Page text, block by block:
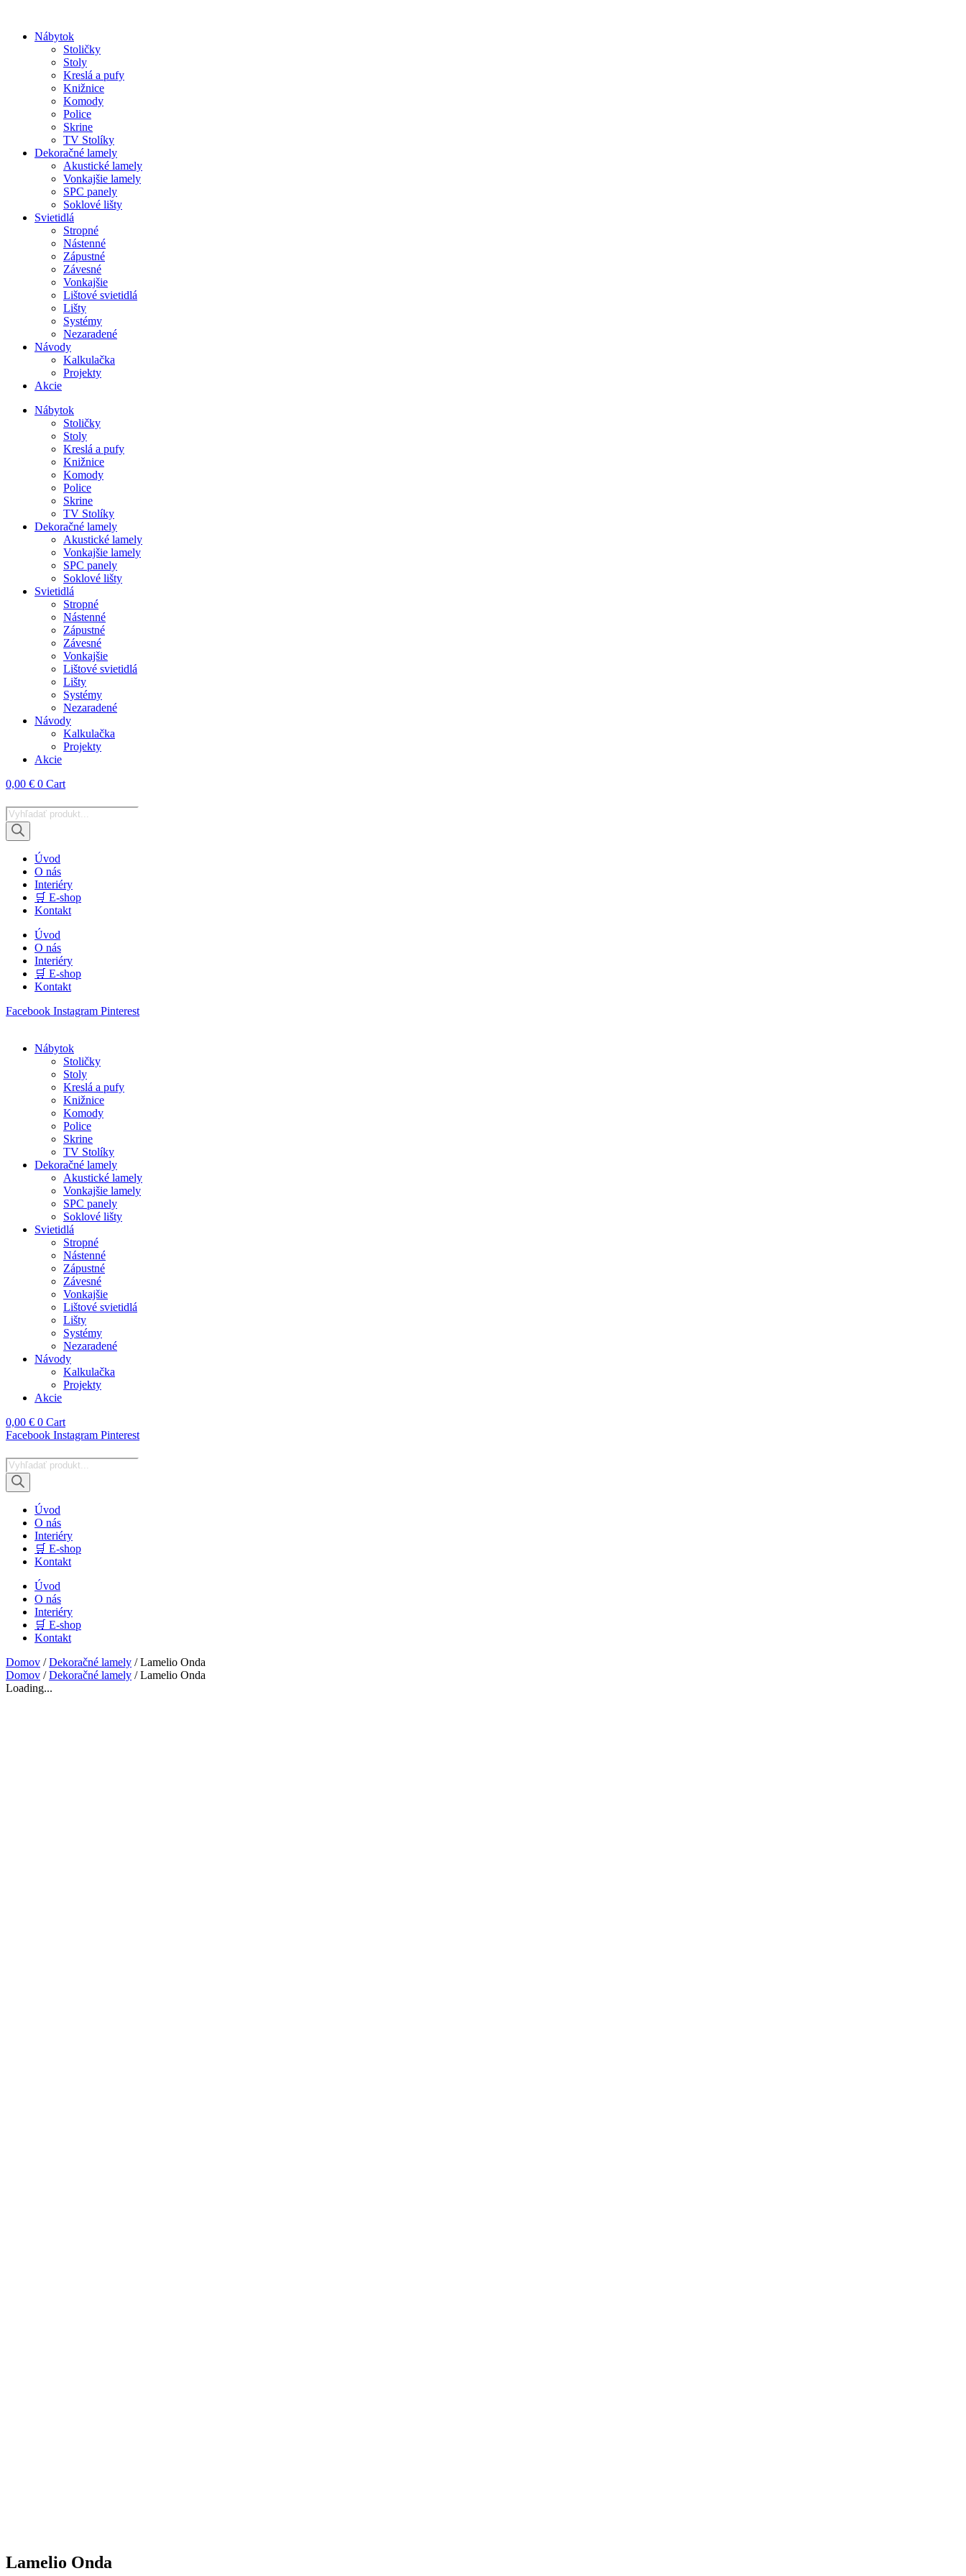
obsah
Nábytok
Stoličky
Stoly
Kreslá a pufy
Knižnice
Komody
Police
Skrine
TV Stolíky
Dekoračné lamely
Akustické lamely
Vonkajšie lamely
SPC panely
Soklové lišty
Svietidlá
Stropné
Nástenné
Zápustné
Závesné
Vonkajšie
Lištové svietidlá
Lišty
Systémy
Nezaradené
Návody
Kalkulačka
Projekty
Akcie
Nábytok
Stoličky
Stoly
Kreslá a pufy
Knižnice
Komody
Police
Skrine
TV Stolíky
Dekoračné lamely
Akustické lamely
Vonkajšie lamely
SPC panely
Soklové lišty
Svietidlá
Stropné
Nástenné
Zápustné
Závesné
Vonkajšie
Lištové svietidlá
Lišty
Systémy
Nezaradené
Návody
Kalkulačka
Projekty
Akcie
0,00 € 0 Cart
Products
search
Úvod
O nás
Interiéry
🛒 E-shop
Kontakt
Úvod
O nás
Interiéry
🛒 E-shop
Kontakt
Facebook Instagram Pinterest
Nábytok
Stoličky
Stoly
Kreslá a pufy
Knižnice
Komody
Police
Skrine
TV Stolíky
Dekoračné lamely
Akustické lamely
Vonkajšie lamely
SPC panely
Soklové lišty
Svietidlá
Stropné
Nástenné
Zápustné
Závesné
Vonkajšie
Lištové svietidlá
Lišty
Systémy
Nezaradené
Návody
Kalkulačka
Projekty
Akcie
0,00 € 0 Cart
Facebook Instagram Pinterest
Products
search
Úvod
O nás
Interiéry
🛒 E-shop
Kontakt
Úvod
O nás
Interiéry
🛒 E-shop
Kontakt
Domov /Dekoračné lamely / Lamelio Onda
Domov /Dekoračné lamely / Lamelio Onda
Loading...
Lamelio Onda